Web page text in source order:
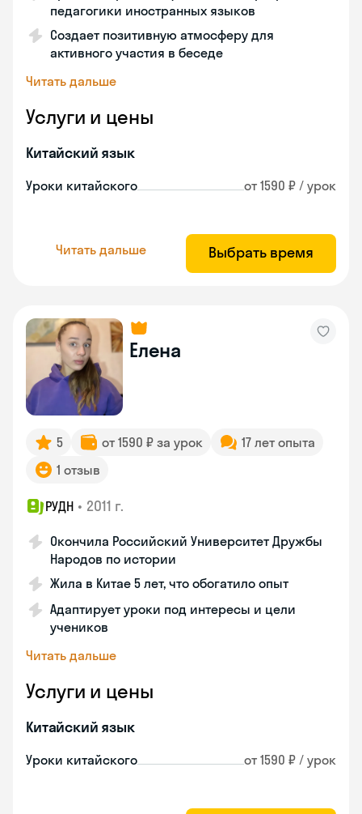
педагогики иностранных языков
Создает позитивную атмосферу для
активного участия в беседе
Читать дальше
Услуги и цены
Китайский язык
Уроки китайского от 1590 ₽ / урок
Читать дальше Выбрать время
Елена
5 от 1590 ₽ за урок
17 лет опыта
1 отзыв
РУДН • 2011 г.
Окончила Российский Университет Дружбы
Народов по истории
Жила в Китае 5 лет, что обогатило опыт
Адаптирует уроки под интересы и цели
учеников
Читать дальше
Услуги и цены
Китайский язык
Уроки китайского от 1590 ₽ / урок